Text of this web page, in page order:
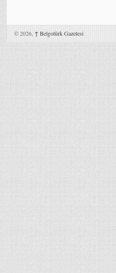
© 2026, ↑ Belgotürk Gazetesi